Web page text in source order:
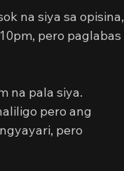
na siya sa opisina,
pero paglabas
na pala siya.
pero ang
pero